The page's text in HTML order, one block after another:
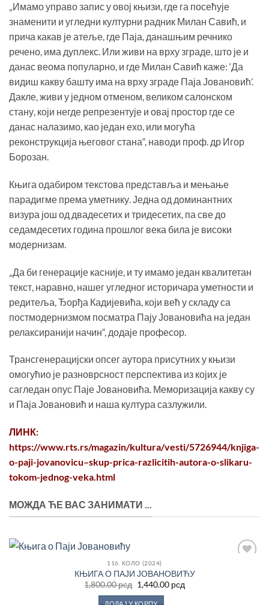
„Имамо управо запис у овој књизи, где га посећује
знаменити и угледни културни радник Милан Савић, и
прича какав је атеље, где Паја, данашњим речнико
речено, има дуплекс. Или живи на врху зграде, што је и
данас веома популарно, и где Милан Савић каже: ‘Да
видиш какву башту има на врху зграде Паја Јовановић’.
Дакле, живи у једном отменом, великом салонском
стану, који негде репрезентује и овај простор где се
данас налазимо, као један ехо, или могућа
реконструкција његовог стана“, наводи проф. др Игор
Борозан.
Књига одабиром текстова представља и мењање
парадигме према уметнику. Једна од доминантних
визура још од двадесетих и тридесетих, па све до
седамдесетих година прошлог века била је високи
модернизам.
„Да би генерације касније, и ту имамо један квалитетан
текст, наравно, нашег угледног историчара уметности и
редитеља, Ђорђа Кадијевића, који већ у складу са
постмодернизмом посматра Пају Јовановића на један
релаксиранији начин“, додаје професор.
Трансгенерацијски опсег аутора присутних у књизи
омогућио је разноврсност перспектива из којих је
сагледан опус Паје Јовановића. Меморизација какву су
и Паја Јовановић и наша култура сазлужили.
ЛИНК:
https://www.rts.rs/magazin/kultura/vesti/5726944/knjiga-
o-paji-jovanovicu–skup-prica-razlicitih-autora-o-slikaru-
tokom-jednog-veka.html
МОЖДА ЋЕ ВАС ЗАНИМАТИ ...
116. КОЛО (2024)
КЊИГА О ПАЈИ ЈОВАНОВИЋУ
1,800.00рсд Оригинална
цена
је
1,440.00 рсдТренутна
цена